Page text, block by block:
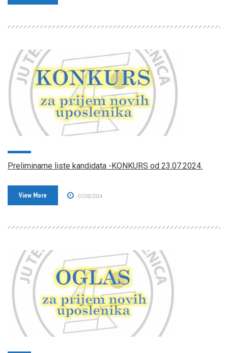
Preliminarne liste kandidata -KONKURS od 23.07.2024.
View More 07/08/2024